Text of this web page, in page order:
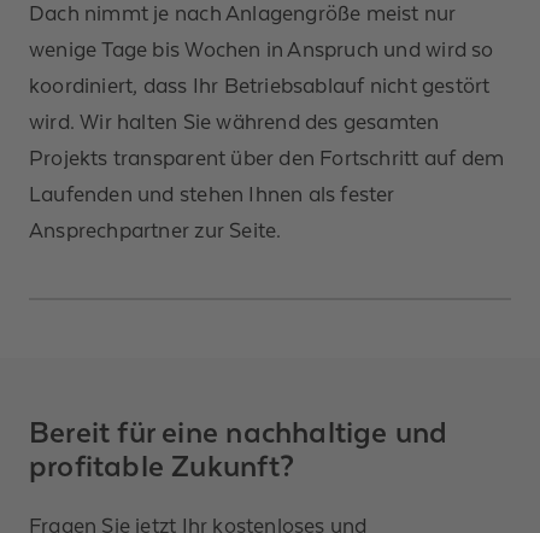
Dach nimmt je nach Anlagengröße meist nur
wenige Tage bis Wochen in Anspruch und wird so
koordiniert, dass Ihr Betriebsablauf nicht gestört
wird. Wir halten Sie während des gesamten
Projekts transparent über den Fortschritt auf dem
Laufenden und stehen Ihnen als fester
Ansprechpartner zur Seite.
Bereit für eine nachhaltige und
profitable Zukunft?
Fragen Sie jetzt Ihr kostenloses und